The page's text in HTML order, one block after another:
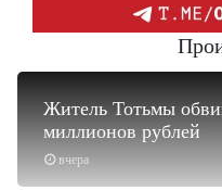
вчера
Житель Тотьмы
миллионов рублей